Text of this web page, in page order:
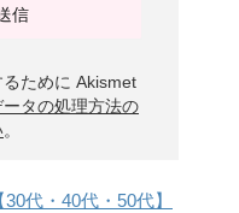
ために Akismet
ータの処理方法の
。
代・40代・50代】